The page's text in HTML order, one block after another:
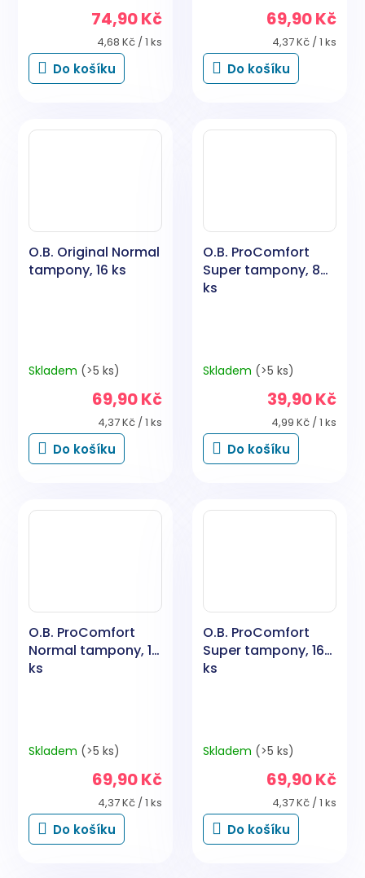
74,90 Kč
Měrná
cena:
4,68 Kč / 1 ks
Do košíku
69,90 Kč
Měrná
cena:
4,37 Kč / 1 ks
Do košíku
O.B. Original Normal
tampony, 16 ks
Skladem (>5 ks)
69,90 Kč
Měrná
cena:
4,37 Kč / 1 ks
Do košíku
O.B. ProComfort
Super tampony, 8
ks
Skladem (>5 ks)
39,90 Kč
Měrná
cena:
4,99 Kč / 1 ks
Do košíku
O.B. ProComfort
Normal tampony, 16
ks
Skladem (>5 ks)
69,90 Kč
Měrná
cena:
4,37 Kč / 1 ks
Do košíku
O.B. ProComfort
Super tampony, 16
ks
Skladem (>5 ks)
69,90 Kč
Měrná
cena:
4,37 Kč / 1 ks
Do košíku